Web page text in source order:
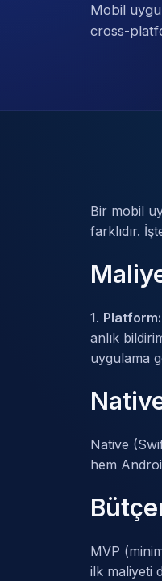
Mobil
cross-
Bir mobil
farklıdır.
1. Platform:
anlık
uygulama
Native
hem
MVP
ilk maliyeti